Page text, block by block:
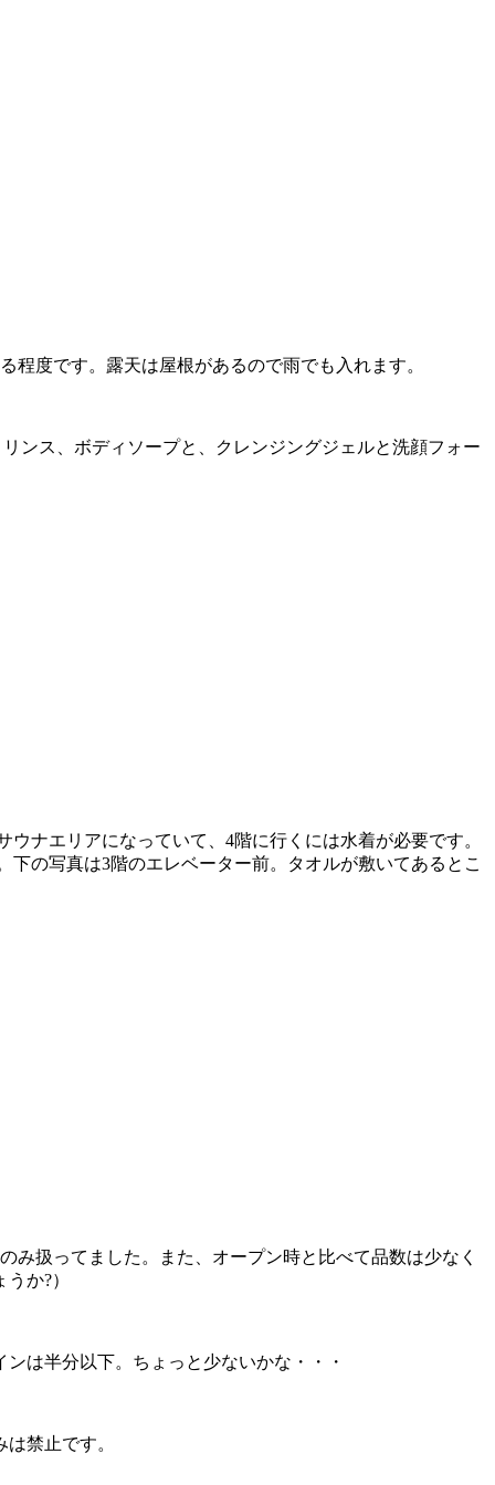
度です。露天は屋根があるので雨でも入れます。
ンス、ボディソープと、クレンジングジェルと洗顔フォー
ナエリアになっていて、4階に行くには水着が必要です。
の写真は3階のエレベーター前。タオルが敷いてあるとこ
み扱ってました。また、オープン時と比べて品数は少なく
か?）
は半分以下。ちょっと少ないかな・・・
禁止です。